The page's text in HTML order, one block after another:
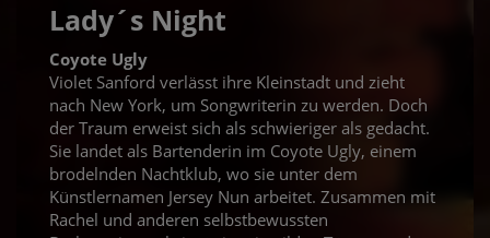
Lady´s Night
Coyote Ugly
Violet Sanford verlässt ihre Kleinstadt und zieht
nach New York, um Songwriterin zu werden. Doch
der Traum erweist sich als schwieriger als gedacht.
Sie landet als Bartenderin im Coyote Ugly, einem
brodelnden Nachtklub, wo sie unter dem
Künstlernamen Jersey Nun arbeitet. Zusammen mit
Rachel und anderen selbstbewussten